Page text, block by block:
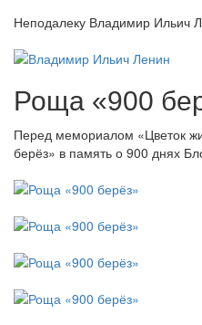
Неподалеку Владимир Ильич
Роща «900
Перед мемориалом «Цветок
берёз» в память о 900 днях